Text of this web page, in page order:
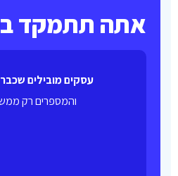
אתה תתמקד
עסקים מובילים שכבר
והמספרים רק